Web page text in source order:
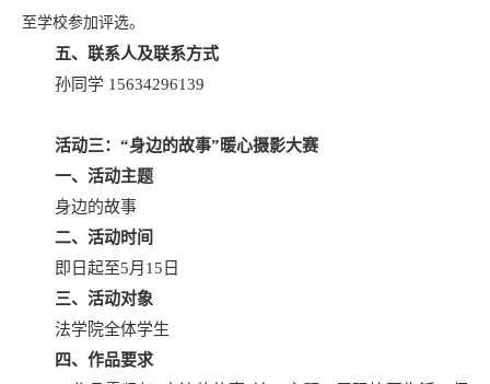
至学校参加评选。
五、联系人及联系方式
孙同学 15634296139
活动三：“身边的故事”暖心摄影大赛
一、活动主题
身边的故事
二、活动时间
即日起至5月15日
三、活动对象
法学院全体学生
四、作品要求